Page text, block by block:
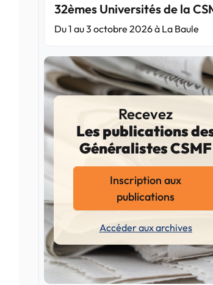
32èmes Universités de la
Du 1 au 3 octobre 2026 à La Baule
Recevez
Les publications
Généralistes CSMF
Inscription aux
publications
Accéder aux archives